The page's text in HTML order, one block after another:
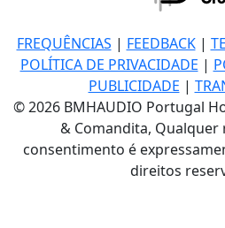
FREQUÊNCIAS | FEEDBACK|
POLÍTICA DE PRIVACIDADE |
PUBLICIDADE |
© 2026 BMHAUDIO Portugal
& Comandita, Qualquer
consentimento é
direitos